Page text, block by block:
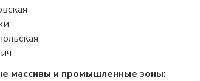
массивы и промышленные зоны: